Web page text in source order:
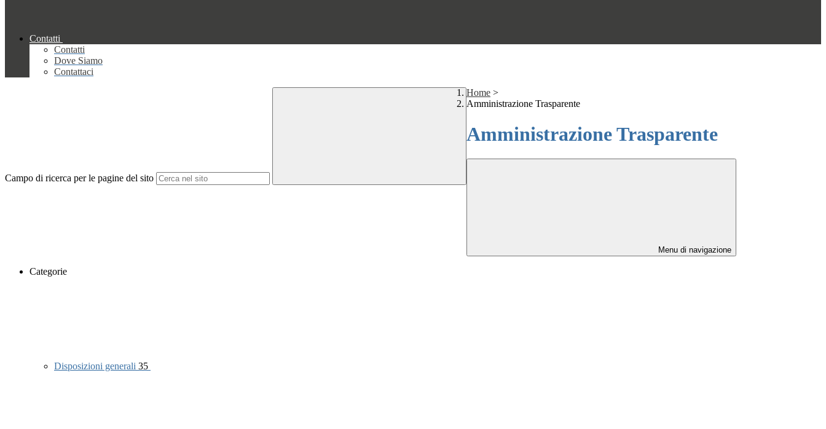
Contatti
Contatti
Dove Siamo
Contattaci
Campo di ricerca per le pagine del sito
Home >
Amministrazione Trasparente
Amministrazione Trasparente
Menu di navigazione
Categorie
Disposizioni generali 35